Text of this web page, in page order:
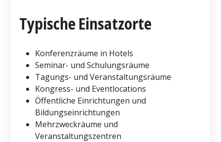
Typische Einsatzorte
Konferenzräume in Hotels
Seminar- und Schulungsräume
Tagungs- und Veranstaltungsräume
Kongress- und Eventlocations
Öffentliche Einrichtungen und
Bildungseinrichtungen
Mehrzweckräume und
Veranstaltungszentren